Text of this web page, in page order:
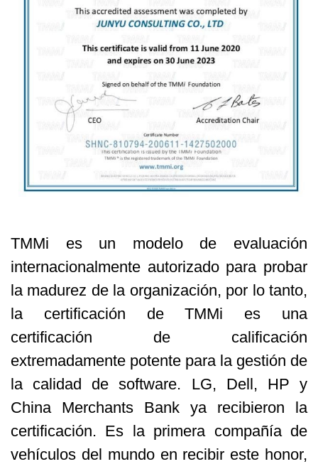
TMMi es un modelo de evaluación
internacionalmente autorizado para probar
la madurez de la organización, por lo tanto,
la certificación de TMMi es una
certificación de calificación
extremadamente potente para la gestión de
la calidad de software. LG, Dell, HP y
China Merchants Bank ya recibieron la
certificación. Es la primera compañía de
vehículos del mundo en recibir este honor,